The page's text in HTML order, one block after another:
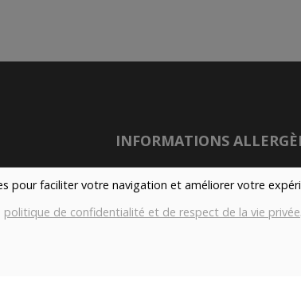
pour faciliter votre navigation et améliorer votre
politique de confidentialité et de respect de la vie privée.
réunit sous son
INFORMATIONS
Tous nos produits sont
amples informations sur ceux-ci,